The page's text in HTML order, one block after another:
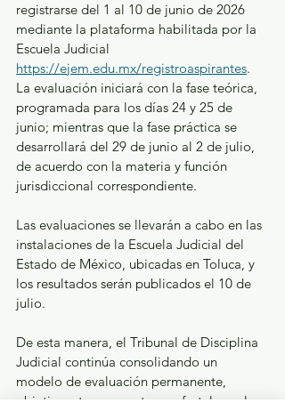
registrarse del 1 al 10 de junio de 2026
mediante la plataforma habilitada por la
Escuela Judicial
https://ejem.edu.mx/registroaspirantes.
La evaluación iniciará con la fase teórica,
programada para los días 24 y 25 de
junio; mientras que la fase práctica se
desarrollará del 29 de junio al 2 de julio,
de acuerdo con la materia y función
jurisdiccional correspondiente.
Las evaluaciones se llevarán a cabo en las
instalaciones de la Escuela Judicial del
Estado de México, ubicadas en Toluca, y
los resultados serán publicados el 10 de
julio.
De esta manera, el Tribunal de Disciplina
Judicial continúa consolidando un
modelo de evaluación permanente,